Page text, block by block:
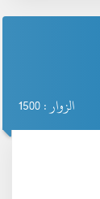
الزوار : 1500